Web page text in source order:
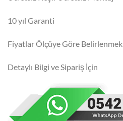
10 yıl Garanti
Fiyatlar Ölçüye Göre
Detaylı Bilgi ve Sipariş İçin